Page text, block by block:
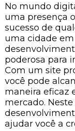
No mundo
uma presença
sucesso de
uma cidade
poderosa para
Com um site
você pode
maneira eficaz
mercado.
ajudar você a